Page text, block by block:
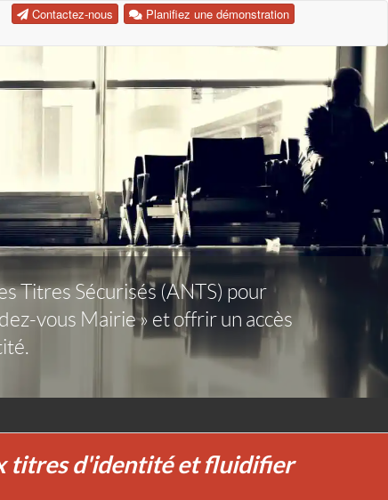
Planifiez une démonstration
Contactez-nous
Titres Sécurisés (ANTS) pour
vous Mairie » et offrir un accès
titres d'identité et fluidifier